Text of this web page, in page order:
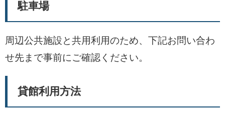
駐車場
周辺公共施設と共用利用のため、下記お問い合わ
せ先まで事前にご確認ください。
貸館利用方法